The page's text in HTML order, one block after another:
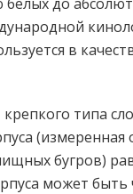
в
крепкого типа
(измеренная
бугров)
может